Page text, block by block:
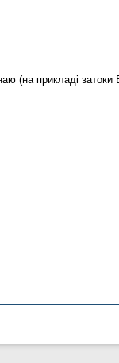
(на прикладі затоки